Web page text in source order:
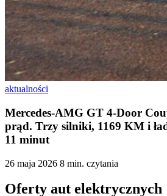
aktualności
Mercedes-AMG GT 4-Door
prąd. Trzy silniki, 1169 KM i
11 minut
26 maja 2026 8 min. czytania
Oferty aut elektrycznych